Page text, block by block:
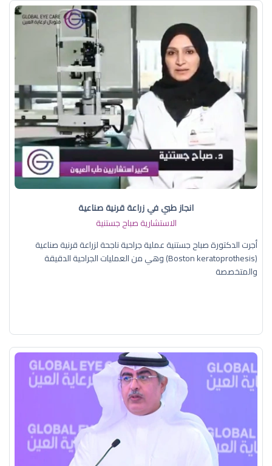
انجاز طبي في زراعة قرنية صناعية
الاستشارية صباح جستنية
أجرت الدكتورة صباح جستنية عملية جراحية ناجحة لزراعة قرنية صناعية
(Boston keratoprothesis) وهي من العمليات الجراحية الدقيقة
والمتخصصة